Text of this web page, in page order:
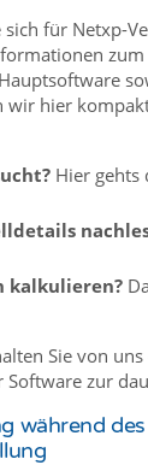
für Netxp-
wir hier
Hier gehts
kalkulieren?
Sie von
zur
während